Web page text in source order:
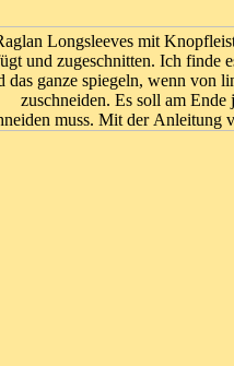
Longsleeves mit
und zugeschnitten. Ich finde
ganze spiegeln, wenn
zuschneiden. Es soll am Ende
muss. Mit der